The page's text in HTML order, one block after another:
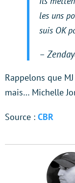
les uns
suis OK
–
Rappelons que
mais… Michelle
Source : CBR